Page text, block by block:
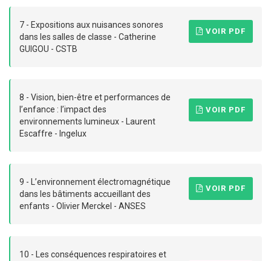
7 - Expositions aux nuisances sonores
dans les salles de classe - Catherine
GUIGOU - CSTB
VOIR PDF
8 - Vision, bien-être et performances de
l’enfance : l’impact des
environnements lumineux - Laurent
Escaffre - Ingelux
VOIR PDF
9 - L’environnement électromagnétique
dans les bâtiments accueillant des
enfants - Olivier Merckel - ANSES
VOIR PDF
10 - Les conséquences respiratoires et